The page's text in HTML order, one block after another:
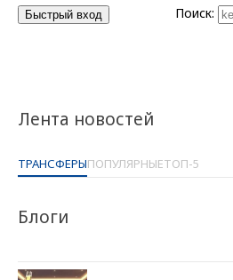
Лента новостей
ТРАНСФЕРЫПОПУЛЯРНЫЕТОП-5
Блоги
Поиск: